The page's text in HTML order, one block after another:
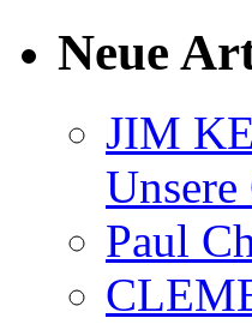
Neue
JIM
Unsere
Paul